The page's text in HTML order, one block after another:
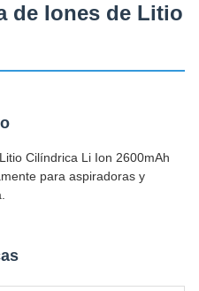
de Iones de Litio
Cilíndrica Li Ion 2600mAh
para aspiradoras y